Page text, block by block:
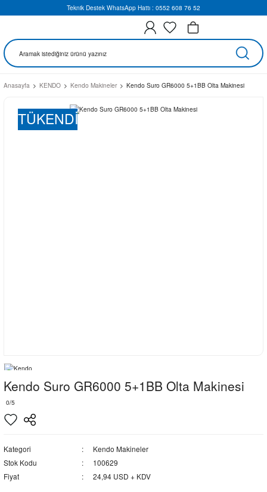
Teknik Destek WhatsApp Hattı : 0552 608 76 52
Anasayfa KENDO Kendo Makineler Kendo Suro GR6000 5+1BB Olta Makinesi
TÜKENDİ
Kendo Suro GR6000 5+1BB Olta Makinesi
0/5
Kategori
Kendo Makineler
Stok Kodu
100629
Fiyat
24,94 USD + KDV